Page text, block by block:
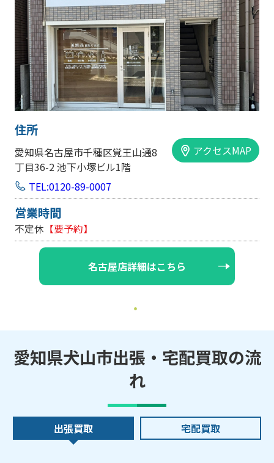
住所
愛知県名古屋市千種区覚王山通8
丁目36-2 池下小塚ビル1階
アクセスMAP
TEL:0120-89-0007
営業時間
不定休 【要予約】
名古屋店詳細はこちら
愛知県犬山市出張・宅配買取の流
れ
出張買取 宅配買取